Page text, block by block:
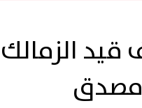
الزمالك
مصدق